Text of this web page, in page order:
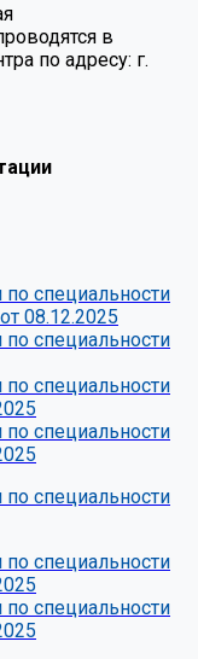
в
по адресу: г.
специальности
08.12.2025
специальности
специальности
специальности
специальности
специальности
специальности